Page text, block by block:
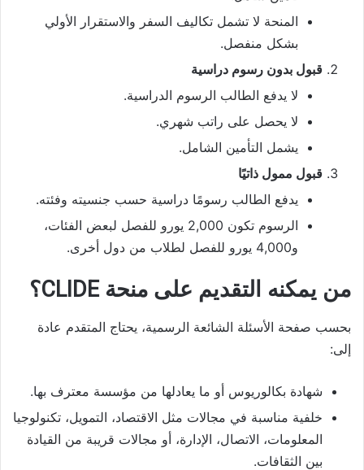
المنحة لا تشمل تكاليف السفر والاستقرار الأولي
بشكل منفصل.
قبول بدون رسوم دراسية
لا يدفع الطالب الرسوم الدراسية.
لا يحصل على راتب شهري.
يشمل التأمين الشامل.
قبول ممول ذاتيًا
يدفع الطالب رسومًا دراسية حسب جنسيته وفئته.
الرسوم تكون 2,000 يورو للفصل لبعض الفئات،
و4,000 يورو للفصل لطلاب من دول أخرى.
من يمكنه التقديم على منحة CLIDE؟
بحسب صفحة الأسئلة الشائعة الرسمية، يحتاج المتقدم عادة
إلى:
شهادة بكالوريوس أو ما يعادلها من مؤسسة معترف بها.
خلفية مناسبة في مجالات مثل الاقتصاد، التمويل، تكنولوجيا
المعلومات، الاتصال، الإدارة، أو مجالات قريبة من القيادة
بين الثقافات.